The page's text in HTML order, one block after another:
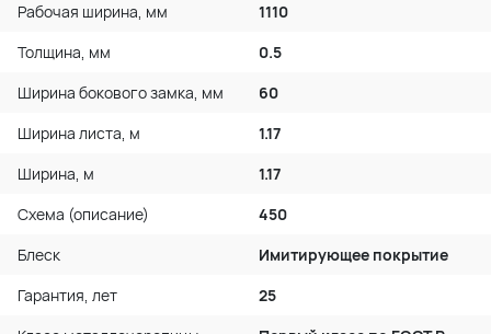
Рабочая ширина, мм
1110
Толщина, мм
0.5
Ширина бокового замка, мм
60
Ширина листа, м
1.17
Ширина, м
1.17
Схема (описание)
450
Блеск
Имитирующее покрытие
Гарантия, лет
25